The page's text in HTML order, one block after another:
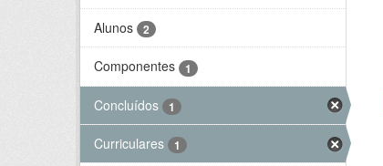
Alunos 2
Componentes 1
Concluídos 1
Curriculares 1